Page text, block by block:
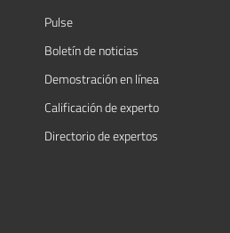
Pulse
Boletín de noticias
Demostración en línea
Calificación de experto
Directorio de expertos